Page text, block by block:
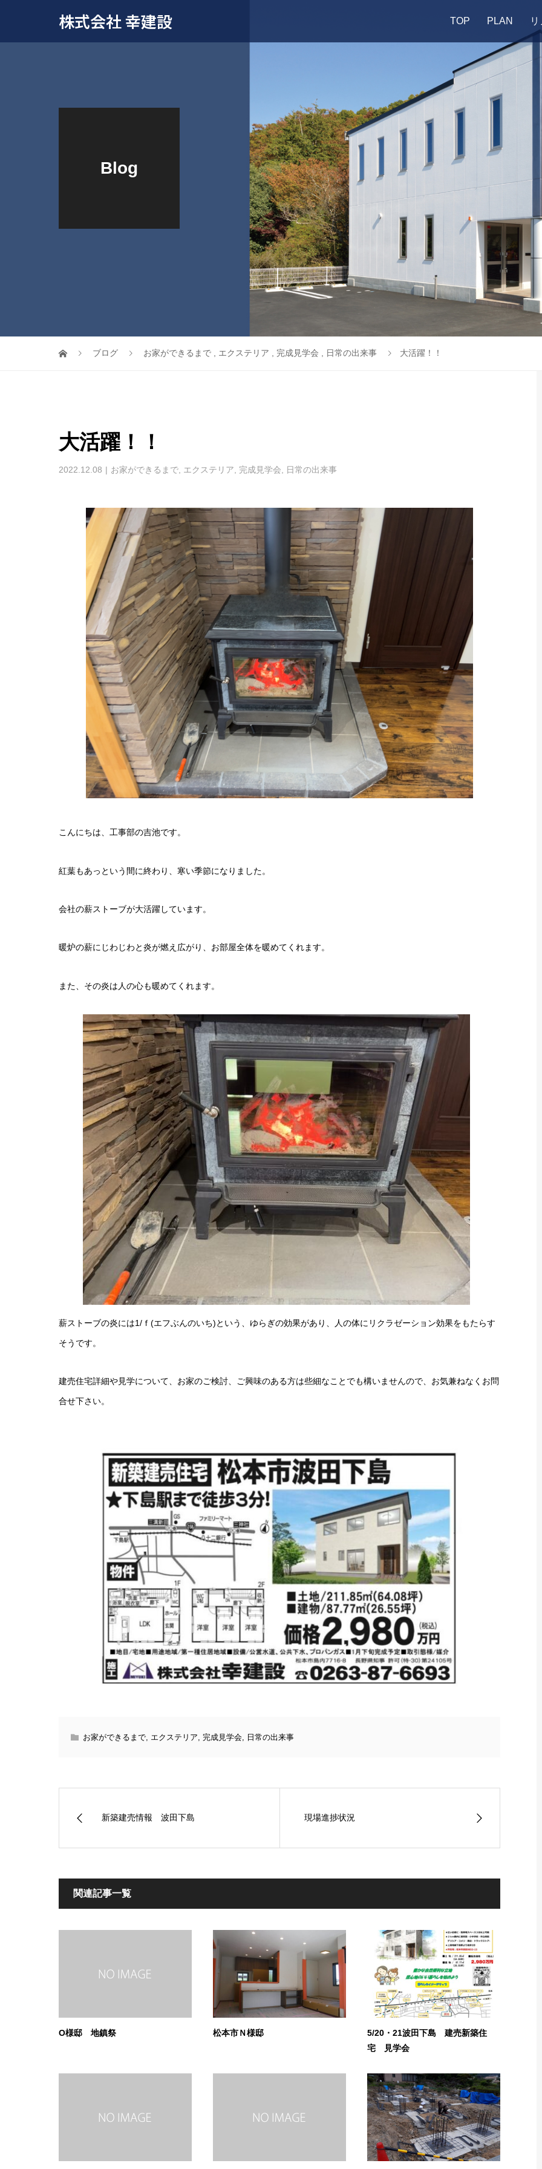
株式会社 幸建設 TOP PLAN
Blog
ブログ お家ができるまで エクステリア 完成見学会 日常の出来事 大活躍！！
大活躍！！
2022.12.08 お家ができるまで エクステリア 完成見学会 日常の出来事
こんにちは、工事部の吉池です。
紅葉もあっという間に終わり、寒い季節になりました。
会社の薪ストーブが大活躍しています。
暖炉の薪にじわじわと炎が燃え広がり、お部屋全体を暖めてくれます。
また、その炎は人の心も暖めてくれます。
薪ストーブの炎には1/ｆ(エフぶんのいち)という、ゆらぎの効果があり、人の体にリクラゼーション効果をもたらす
そうです。
建売住宅詳細や見学について、お家のご検討、ご興味のある方は些細なことでも構いませんので、お気兼ねなくお問
合せ下さい。
お家ができるまで エクステリア 完成見学会 日常の出来事
新築建売情報 波田下島 現場進捗状況
関連記事一覧
O様邸 地鎮祭 松本市Ｎ様邸
5/20・21波田下島 建売新築住
宅 見学会